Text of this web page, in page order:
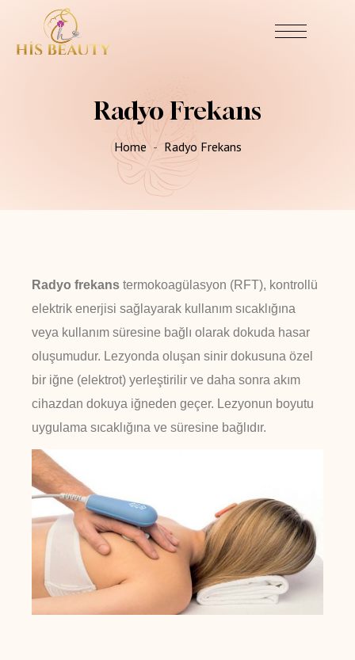
Radyo Frekans
Home Radyo Frekans
Radyo frekans termokoagülasyon (RFT), kontrollü
elektrik enerjisi sağlayarak kullanım sıcaklığına
veya kullanım süresine bağlı olarak dokuda hasar
oluşumudur. Lezyonda oluşan sinir dokusuna özel
bir iğne (elektrot) yerleştirilir ve daha sonra akım
cihazdan dokuya iğneden geçer. Lezyonun boyutu
uygulama sıcaklığına ve süresine bağlıdır.